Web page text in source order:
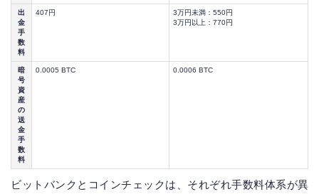
出
金
手
数
料
407円
3万円未満：550円
3万円以上：770円
暗
号
資
産
の
送
金
手
数
料
0.0005 BTC 0.0006 BTC
ビットバンクとコインチェックは、それぞれ手数料体系が異